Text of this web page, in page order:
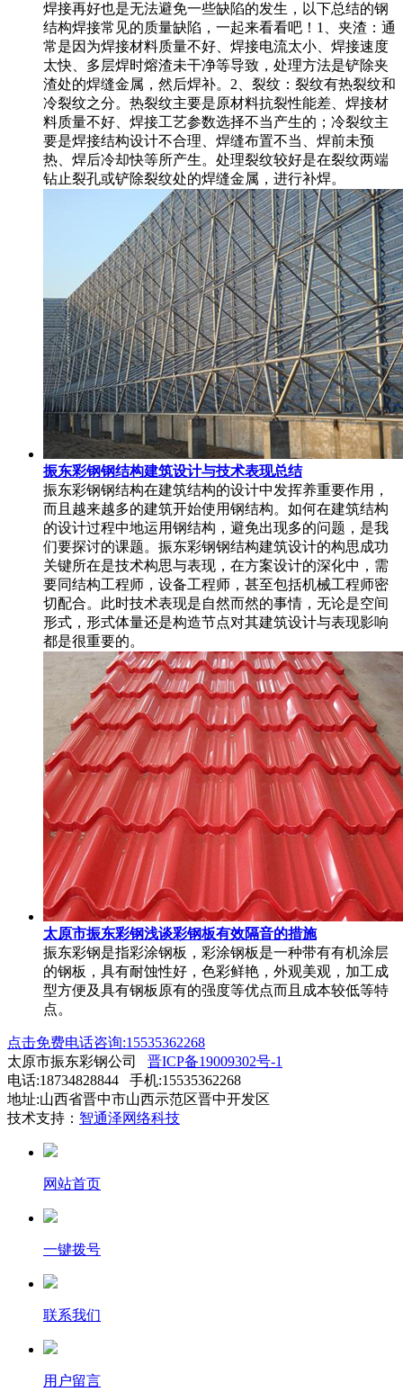
焊接再好也是无法避免一些缺陷的发生，以下总结的钢
结构焊接常见的质量缺陷，一起来看看吧！1、夹渣：通
常是因为焊接材料质量不好、焊接电流太小、焊接速度
太快、多层焊时熔渣未干净等导致，处理方法是铲除夹
渣处的焊缝金属，然后焊补。2、裂纹：裂纹有热裂纹和
冷裂纹之分。热裂纹主要是原材料抗裂性能差、焊接材
料质量不好、焊接工艺参数选择不当产生的；冷裂纹主
要是焊接结构设计不合理、焊缝布置不当、焊前未预
热、焊后冷却快等所产生。处理裂纹较好是在裂纹两端
钻止裂孔或铲除裂纹处的焊缝金属，进行补焊。
振东彩钢钢结构建筑设计与技术表现总结
振东彩钢钢结构在建筑结构的设计中发挥养重要作用，
而且越来越多的建筑开始使用钢结构。如何在建筑结构
的设计过程中地运用钢结构，避免出现多的问题，是我
们要探讨的课题。振东彩钢钢结构建筑设计的构思成功
关键所在是技术构思与表现，在方案设计的深化中，需
要同结构工程师，设备工程师，甚至包括机械工程师密
切配合。此时技术表现是自然而然的事情，无论是空间
形式，形式体量还是构造节点对其建筑设计与表现影响
都是很重要的。
太原市振东彩钢浅谈彩钢板有效隔音的措施
振东彩钢是指彩涂钢板，彩涂钢板是一种带有有机涂层
的钢板，具有耐蚀性好，色彩鲜艳，外观美观，加工成
型方便及具有钢板原有的强度等优点而且成本较低等特
点。
点击免费电话咨询:15535362268
太原市振东彩钢公司 晋ICP备19009302号-1
电话:18734828844 手机:15535362268
地址:山西省晋中市山西示范区晋中开发区
技术支持： 智通泽网络科技
网站首页
一键拨号
联系我们
用户留言